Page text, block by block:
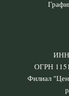
ИНН
ОГРН
Филиал